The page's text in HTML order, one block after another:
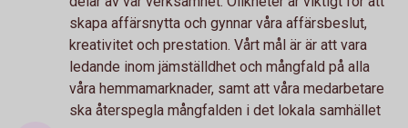
skapa affärsnytta och gynnar våra affärsbeslut,
kreativitet och prestation. Vårt mål är är att vara
ledande inom jämställdhet och mångfald på alla
våra hemmamarknader, samt att våra medarbetare
ska återspegla mångfalden i det lokala samhället